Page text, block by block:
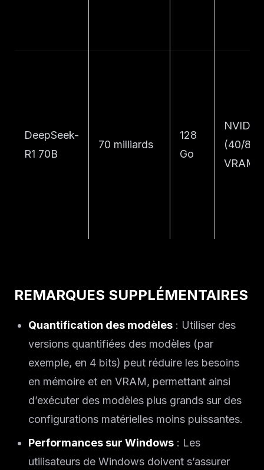
DeepSeek-
R1 70B
70 milliards
128
Go
NVIDIA
(40/80
VRAM)
REMARQUES SUPPLÉMENTAIRES
Quantification des modèles : Utiliser des
versions quantifiées des modèles (par
exemple, en 4 bits) peut réduire les besoins
en mémoire et en VRAM, permettant ainsi
d’exécuter des modèles plus grands sur des
configurations matérielles moins puissantes.
Performances sur Windows : Les
utilisateurs de Windows doivent s’assurer